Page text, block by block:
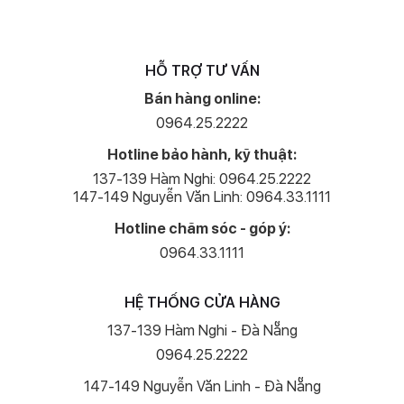
HỖ TRỢ TƯ VẤN
Bán hàng online:
0964.25.2222
Hotline bảo hành, kỹ thuật:
137-139 Hàm Nghi: 0964.25.2222
147-149 Nguyễn Văn Linh: 0964.33.1111
Hotline chăm sóc - góp ý:
0964.33.1111
HỆ THỐNG CỬA HÀNG
137-139 Hàm Nghi - Đà Nẵng
0964.25.2222
147-149 Nguyễn Văn Linh - Đà Nẵng